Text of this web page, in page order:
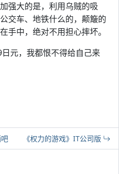
强大的是，利用乌贼的吸
交车、地铁什么的，颠簸的
手中，绝对不用担心摔坏。
元，我都恨不得给自己来
《权力的游戏》IT公司版